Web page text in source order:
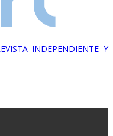
INDEPENDIENTE Y